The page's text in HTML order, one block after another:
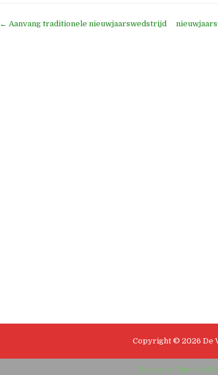
Bericht
← Aanvang traditionele nieuwjaarswedstrijd
Copyright © 2026 De
Design by